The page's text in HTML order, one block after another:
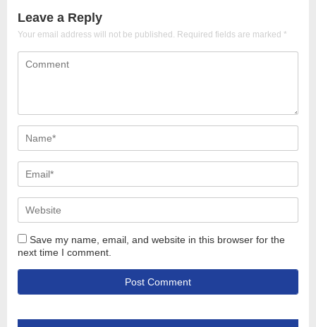
Leave a Reply
Your email address will not be published. Required fields are marked *
Save my name, email, and website in this browser for the
next time I comment.